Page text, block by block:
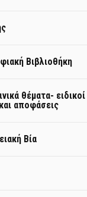
Βιβλιοθήκη
θέματα- ειδικοί
αποφάσεις
Βία